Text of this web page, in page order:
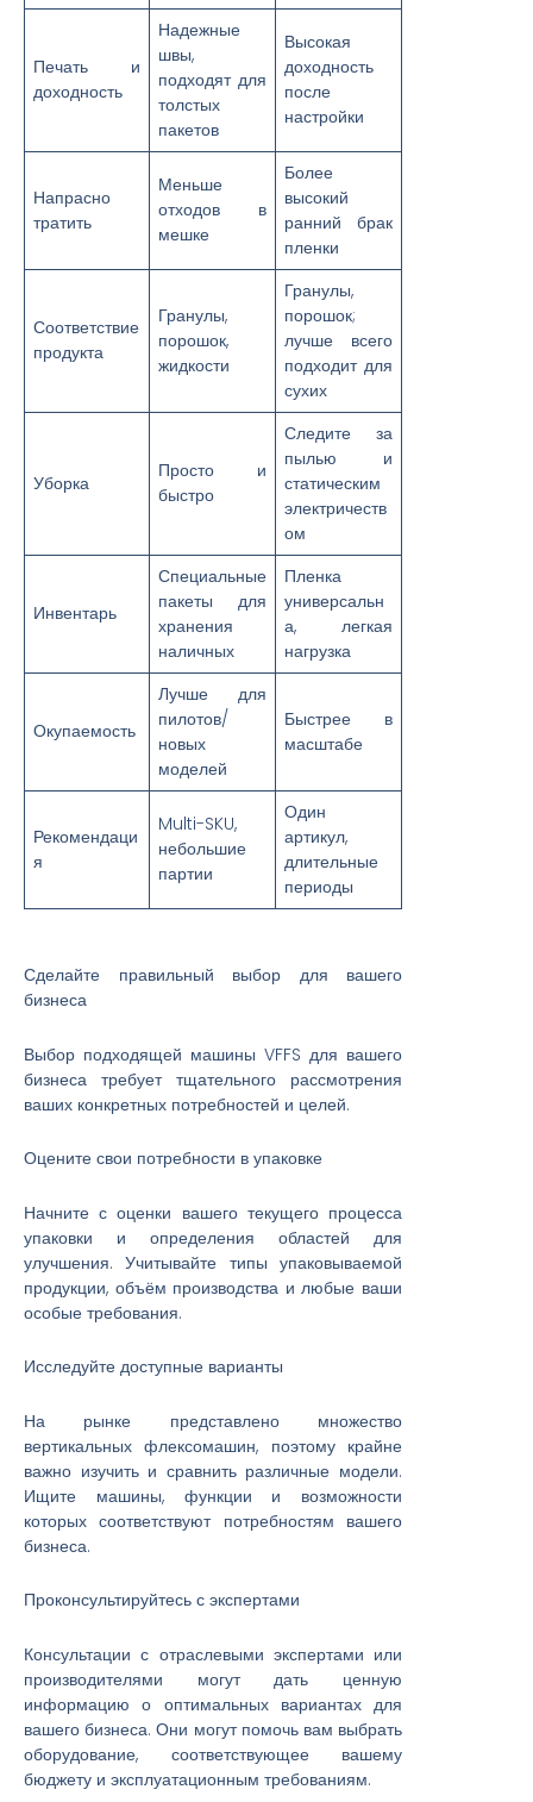
Печать и
доходность
Надежные
швы,
подходят для
толстых
пакетов
Высокая
доходность
после
настройки
Напрасно
тратить
Меньше
отходов в
мешке
Более
высокий
ранний брак
пленки
Соответствие
продукта
Гранулы,
порошок,
жидкости
Гранулы,
порошок;
лучше всего
подходит для
сухих
Уборка
Просто и
быстро
Следите за
пылью и
статическим
электричеств
ом
Инвентарь
Специальные
пакеты для
хранения
наличных
Пленка
универсальн
а, легкая
нагрузка
Окупаемость
Лучше для
пилотов/
новых
моделей
Быстрее в
масштабе
Рекомендаци
я
Multi-SKU,
небольшие
партии
Один
артикул,
длительные
периоды
Сделайте правильный выбор для вашего
бизнеса
Выбор подходящей машины VFFS для вашего
бизнеса требует тщательного рассмотрения
ваших конкретных потребностей и целей.
Оцените свои потребности в упаковке
Начните с оценки вашего текущего процесса
упаковки и определения областей для
улучшения. Учитывайте типы упаковываемой
продукции, объём производства и любые ваши
особые требования.
Исследуйте доступные варианты
На рынке представлено множество
вертикальных флексомашин, поэтому крайне
важно изучить и сравнить различные модели.
Ищите машины, функции и возможности
которых соответствуют потребностям вашего
бизнеса.
Проконсультируйтесь с экспертами
Консультации с отраслевыми экспертами или
производителями могут дать ценную
информацию о оптимальных вариантах для
вашего бизнеса. Они могут помочь вам выбрать
оборудование, соответствующее вашему
бюджету и эксплуатационным требованиям.